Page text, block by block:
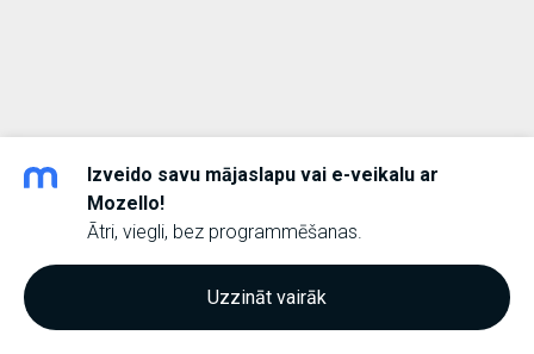
Izveido savu mājaslapu vai e-veikalu ar
Mozello!
Ātri, viegli, bez programmēšanas.
Uzzināt vairāk